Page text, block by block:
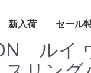
新入荷 セール
ルイ